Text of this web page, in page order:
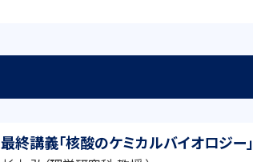
最終講義「核酸のケミカルバイオロジー」